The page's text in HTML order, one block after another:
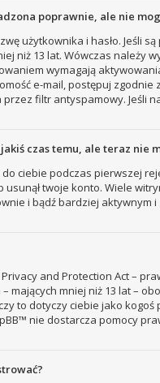
poprawnie, ale nie
użytkownika i hasło. Jeśli
niż 13 lat. Wówczas należy
wymagają
e-mail, postępuj
filtr antyspamowy. Jeśli
czas temu, ale teraz nie
ciebie podczas pierwszej
twoje konto. Wiele
i bądź bardziej aktywnym
and Protection Act –
mających mniej niż 13 lat –
to dotyczy ciebie jako
nie dostarcza pomocy